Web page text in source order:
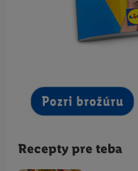
Recepty pre teba